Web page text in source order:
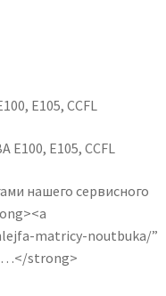
E105, CCFL
E105, CCFL
нашего сервисного
matricy-noutbuka/”
strong>